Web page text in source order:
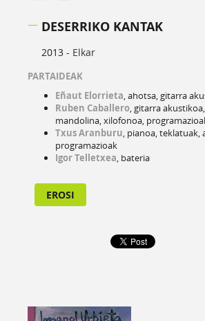
DESERRIKO KANTAK
2013 - Elkar
PARTAIDEAK
Eñaut Elorrieta, ahotsa, gitarra
Ruben Caballero, gitarra
mandolina, xilofonoa,
Txus Aranburu, pianoa, teklatuak,
programazioak
Igor Telletxea, bateria
EROSI